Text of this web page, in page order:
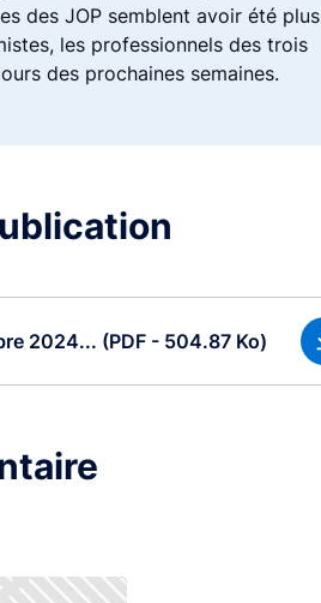
des JOP semblent avoir été plus
les professionnels des trois
des prochaines semaines.
2024... (PDF - 504.87 Ko)